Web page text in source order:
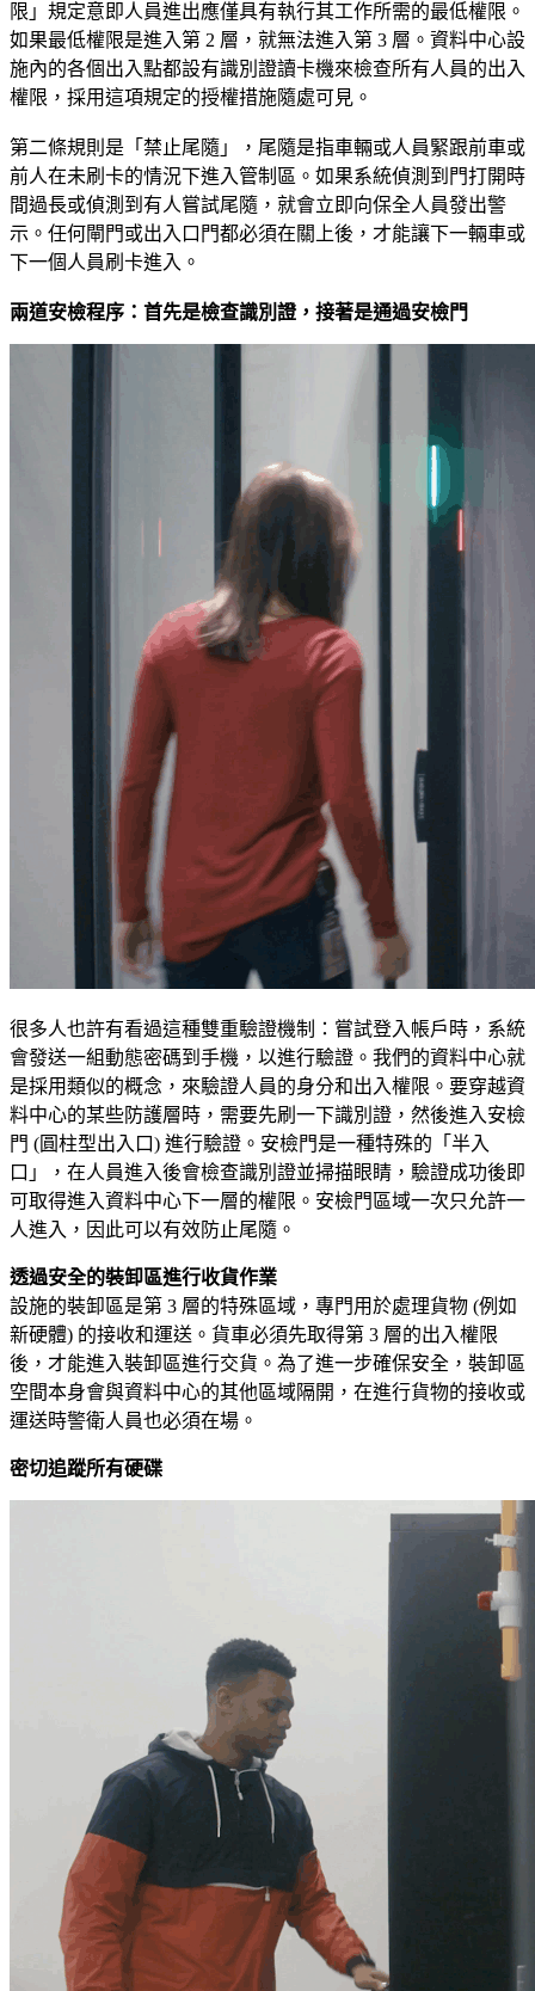
限」規定意即人員進出應僅具有執行其工作所需的最低權限。
如果最低權限是進入第 2 層，就無法進入第 3 層。資料中心設
施內的各個出入點都設有識別證讀卡機來檢查所有人員的出入
權限，採用這項規定的授權措施隨處可見。
第二條規則是「禁止尾隨」，尾隨是指車輛或人員緊跟前車或
前人在未刷卡的情況下進入管制區。如果系統偵測到門打開時
間過長或偵測到有人嘗試尾隨，就會立即向保全人員發出警
示。任何閘門或出入口門都必須在關上後，才能讓下一輛車或
下一個人員刷卡進入。
兩道安檢程序：首先是檢查識別證，接著是通過安檢門
很多人也許有看過這種雙重驗證機制：嘗試登入帳戶時，系統
會發送一組動態密碼到手機，以進行驗證。我們的資料中心就
是採用類似的概念，來驗證人員的身分和出入權限。要穿越資
料中心的某些防護層時，需要先刷一下識別證，然後進入安檢
門 (圓柱型出入口) 進行驗證。安檢門是一種特殊的「半入
口」，在人員進入後會檢查識別證並掃描眼睛，驗證成功後即
可取得進入資料中心下一層的權限。安檢門區域一次只允許一
人進入，因此可以有效防止尾隨。
透過安全的裝卸區進行收貨作業
設施的裝卸區是第 3 層的特殊區域，專門用於處理貨物 (例如
新硬體) 的接收和運送。貨車必須先取得第 3 層的出入權限
後，才能進入裝卸區進行交貨。為了進一步確保安全，裝卸區
空間本身會與資料中心的其他區域隔開，在進行貨物的接收或
運送時警衛人員也必須在場。
密切追蹤所有硬碟